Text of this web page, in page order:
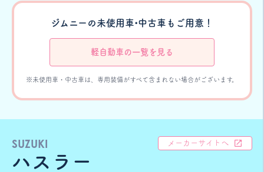
ジムニーの未使用車•中古車もご用意！
軽自動車の一覧を見る
※未使用車・中古車は、専用装備がすべて含まれない場合がございます。
SUZUKI
ハスラー
メーカーサイトへ